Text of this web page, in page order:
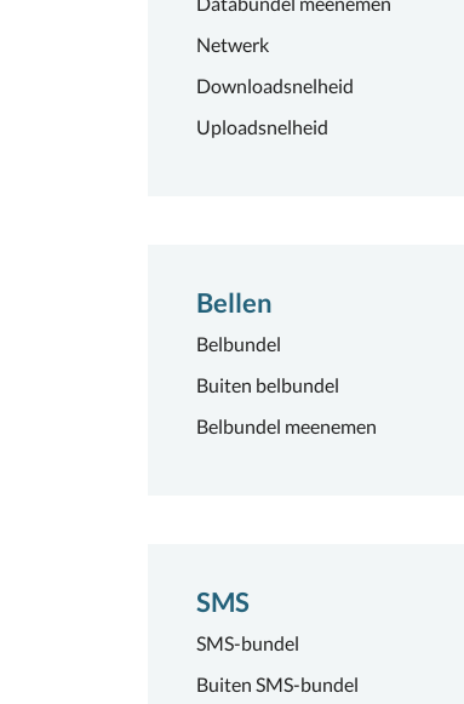
Netwerk
Downloadsnelheid
Uploadsnelheid
Bellen
Belbundel
Buiten belbundel
Belbundel meenemen
SMS
SMS-bundel
Buiten SMS-bundel